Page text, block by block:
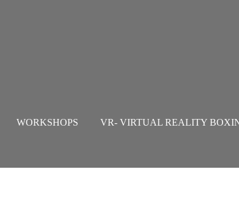
WORKSHOPS VR- VIRTUAL REALITY